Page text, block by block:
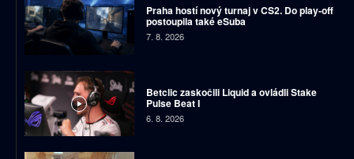
Praha hostí nový turnaj v CS2. Do play-off
postoupila také eSuba
7. 8. 2026
Betclic zaskočili Liquid a ovládli Stake
Pulse Beat I
6. 8. 2026